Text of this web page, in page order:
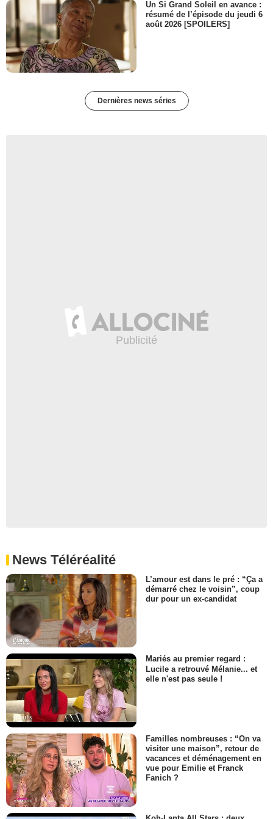
Un Si Grand Soleil en avance :
résumé de l’épisode du jeudi 6
août 2026 [SPOILERS]
Dernières news séries
News Téléréalité
L’amour est dans le pré : “Ça a
démarré chez le voisin”, coup
dur pour un ex-candidat
Mariés au premier regard :
Lucile a retrouvé Mélanie... et
elle n'est pas seule !
Familles nombreuses : “On va
visiter une maison”, retour de
vacances et déménagement en
vue pour Emilie et Franck
Fanich ?